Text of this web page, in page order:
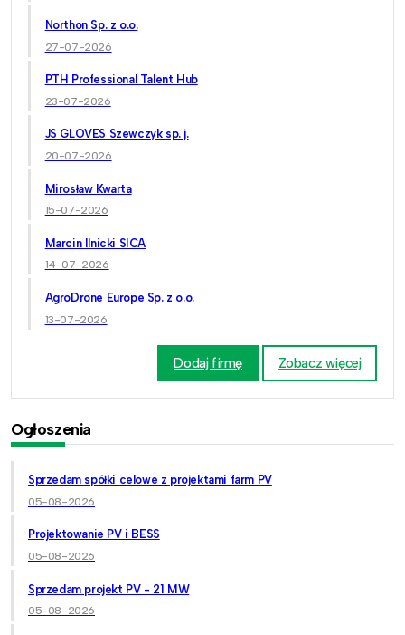
Northon Sp. z o.o.
27-07-2026
PTH Professional Talent Hub
23-07-2026
JS GLOVES Szewczyk sp. j.
20-07-2026
Mirosław Kwarta
15-07-2026
Marcin Ilnicki SICA
14-07-2026
AgroDrone Europe Sp. z o.o.
13-07-2026
Dodaj firmę Zobacz więcej
Ogłoszenia
Sprzedam spółki celowe z projektami farm PV
05-08-2026
Projektowanie PV i BESS
05-08-2026
Sprzedam projekt PV - 21 MW
05-08-2026